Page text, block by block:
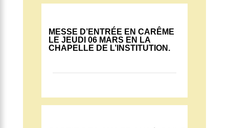
MESSE D’ENTRÉE EN CARÊME
LE JEUDI 06 MARS EN LA
CHAPELLE DE L’INSTITUTION .